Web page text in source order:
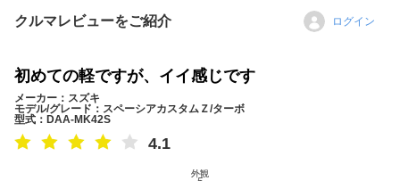
クルマレビューをご紹介 ログイン
初めての軽ですが、イイ感じです
メーカー：スズキ
モデル/グレード：スペーシアカスタムＺ/ターボ
型式：DAA-MK42S
4.1